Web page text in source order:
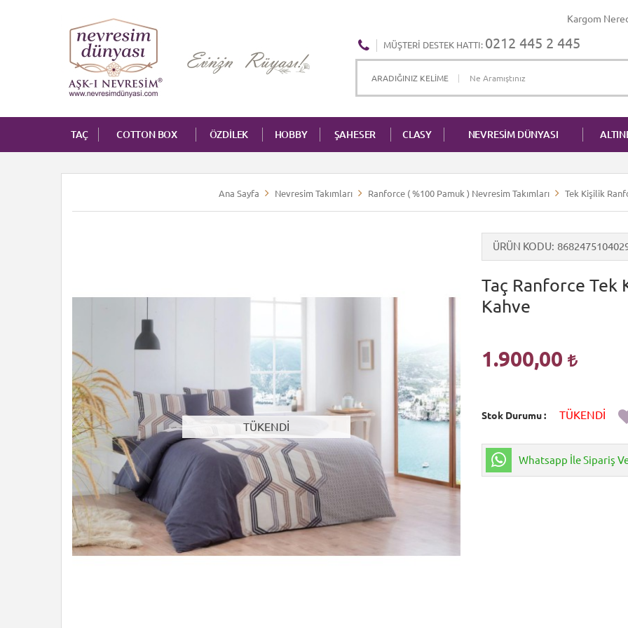
Kargom
MÜŞTERI DESTEK HATTI: 0212 445 2 445
TAÇ COTTON BOX ÖZDİLEK HOBBY ŞAHESER CLASY NEVRESİM DÜNYASI
Ana Sayfa Nevresim Takımları Ranforce ( %100 Pamuk ) Nevresim Takımları Tek Kişilik
TÜKENDİ
ÜRÜN KODU
Taç Ranforce Tek
Kahve
1.900,00
Stok Durumu TÜKENDİ
Whatsapp İle Sipariş